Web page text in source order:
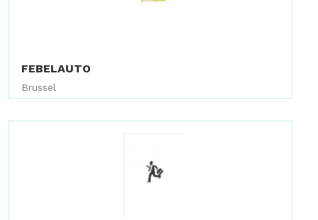
FEBELAUTO
Brussel